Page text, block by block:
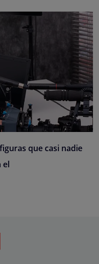
que casi nadie
el